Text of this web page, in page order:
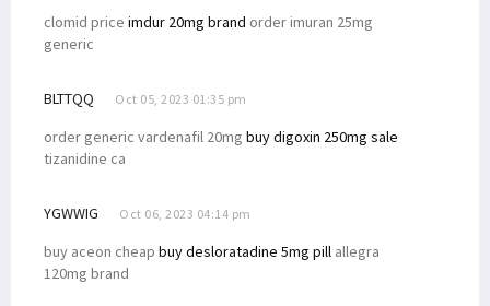
clomid price imdur 20mg brand order imuran 25mg
generic
BLTTQQ Oct 05, 2023 01:35 pm
order generic vardenafil 20mg buy digoxin 250mg sale
tizanidine ca
YGWWIG Oct 06, 2023 04:14 pm
buy aceon cheap buy desloratadine 5mg pill allegra
120mg brand